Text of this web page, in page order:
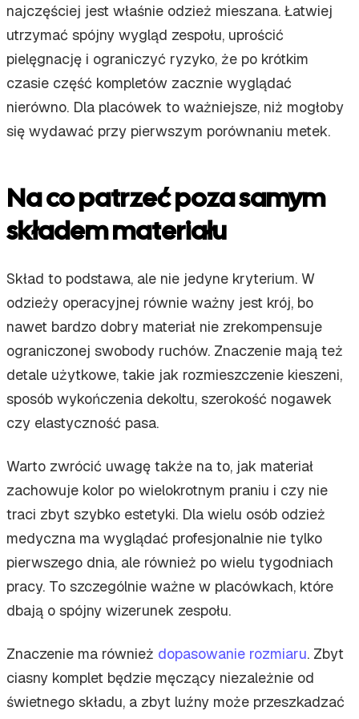
najczęściej jest właśnie odzież mieszana. Łatwiej
utrzymać spójny wygląd zespołu, uprościć
pielęgnację i ograniczyć ryzyko, że po krótkim
czasie część kompletów zacznie wyglądać
nierówno. Dla placówek to ważniejsze, niż mogłoby
się wydawać przy pierwszym porównaniu metek.
Na co patrzeć poza samym
składem materiału
Skład to podstawa, ale nie jedyne kryterium. W
odzieży operacyjnej równie ważny jest krój, bo
nawet bardzo dobry materiał nie zrekompensuje
ograniczonej swobody ruchów. Znaczenie mają też
detale użytkowe, takie jak rozmieszczenie kieszeni,
sposób wykończenia dekoltu, szerokość nogawek
czy elastyczność pasa.
Warto zwrócić uwagę także na to, jak materiał
zachowuje kolor po wielokrotnym praniu i czy nie
traci zbyt szybko estetyki. Dla wielu osób odzież
medyczna ma wyglądać profesjonalnie nie tylko
pierwszego dnia, ale również po wielu tygodniach
pracy. To szczególnie ważne w placówkach, które
dbają o spójny wizerunek zespołu.
Znaczenie ma również dopasowanie rozmiaru. Zbyt
ciasny komplet będzie męczący niezależnie od
świetnego składu, a zbyt luźny może przeszkadzać